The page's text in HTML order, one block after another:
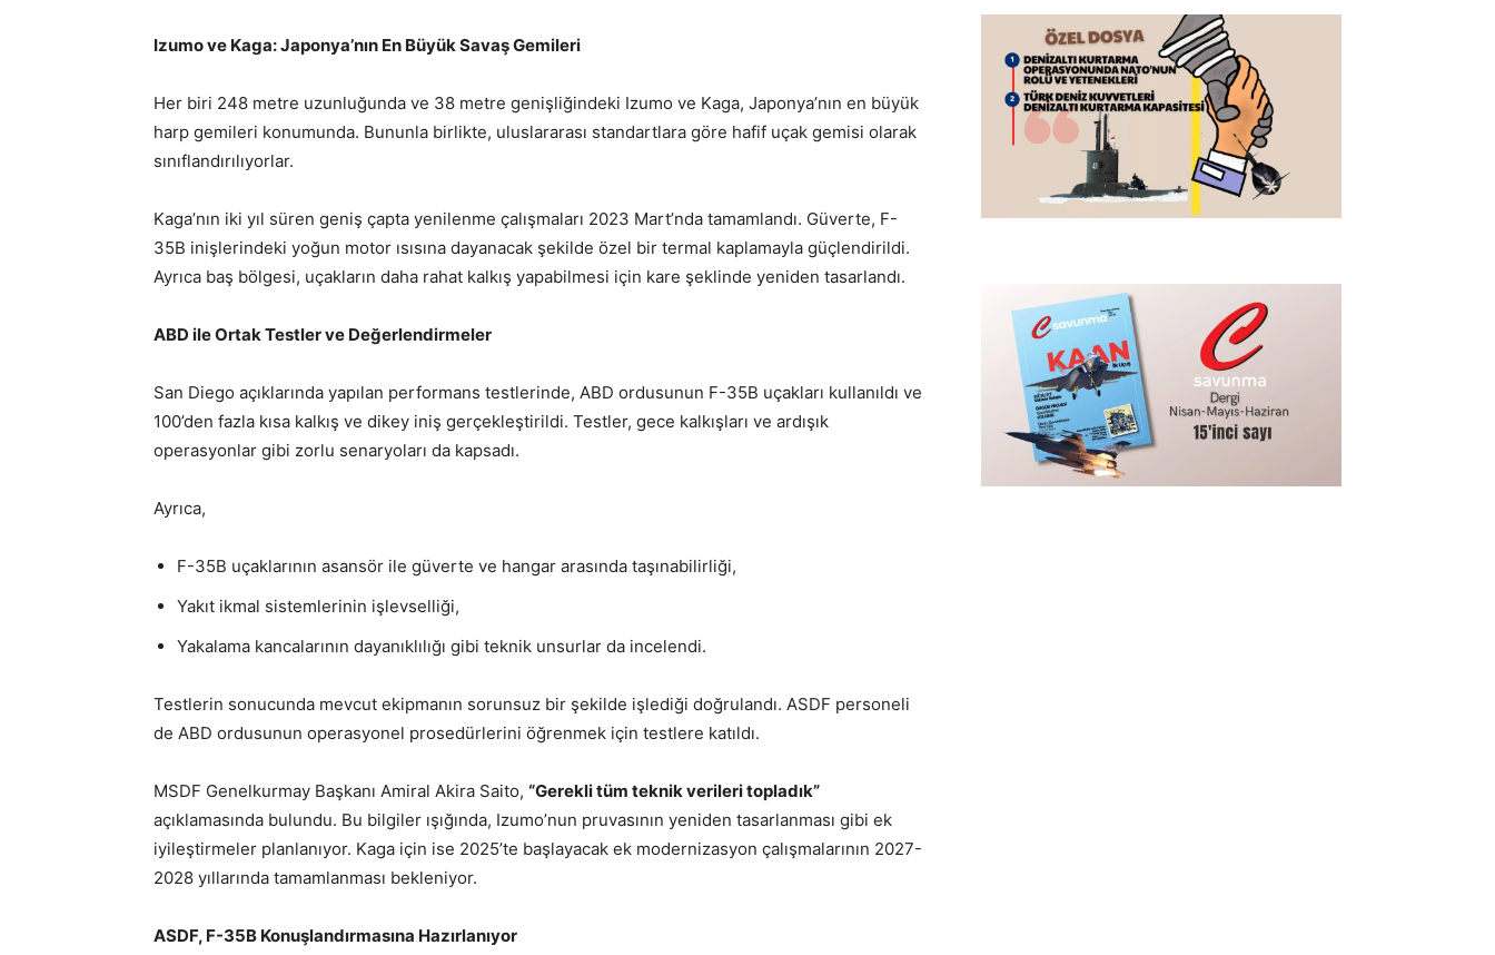
Izumo ve Kaga: Japonya’nın En Büyük Savaş Gemileri
Her biri 248 metre uzunluğunda ve 38 metre genişliğindeki Izumo ve Kaga, Japonya’nın en büyük
harp gemileri konumunda. Bununla birlikte, uluslararası standartlara göre hafif uçak gemisi olarak
sınıflandırılıyorlar.
Kaga’nın iki yıl süren geniş çapta yenilenme çalışmaları 2023 Mart’nda tamamlandı. Güverte, F-
35B inişlerindeki yoğun motor ısısına dayanacak şekilde özel bir termal kaplamayla güçlendirildi.
Ayrıca baş bölgesi, uçakların daha rahat kalkış yapabilmesi için kare şeklinde yeniden tasarlandı.
ABD ile Ortak Testler ve Değerlendirmeler
San Diego açıklarında yapılan performans testlerinde, ABD ordusunun F-35B uçakları kullanıldı ve
100’den fazla kısa kalkış ve dikey iniş gerçekleştirildi. Testler, gece kalkışları ve ardışık
operasyonlar gibi zorlu senaryoları da kapsadı.
Ayrıca,
F-35B uçaklarının asansör ile güverte ve hangar arasında taşınabilirliği,
Yakıt ikmal sistemlerinin işlevselliği,
Yakalama kancalarının dayanıklılığı gibi teknik unsurlar da incelendi.
Testlerin sonucunda mevcut ekipmanın sorunsuz bir şekilde işlediği doğrulandı. ASDF personeli
de ABD ordusunun operasyonel prosedürlerini öğrenmek için testlere katıldı.
MSDF Genelkurmay Başkanı Amiral Akira Saito, “Gerekli tüm teknik verileri topladık”
açıklamasında bulundu. Bu bilgiler ışığında, Izumo’nun pruvasının yeniden tasarlanması gibi ek
iyileştirmeler planlanıyor. Kaga için ise 2025’te başlayacak ek modernizasyon çalışmalarının 2027-
2028 yıllarında tamamlanması bekleniyor.
ASDF, F-35B Konuşlandırmasına Hazırlanıyor